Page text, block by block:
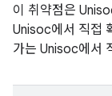
이 취약점은
Unisoc에서 직접
가는 Unisoc에서